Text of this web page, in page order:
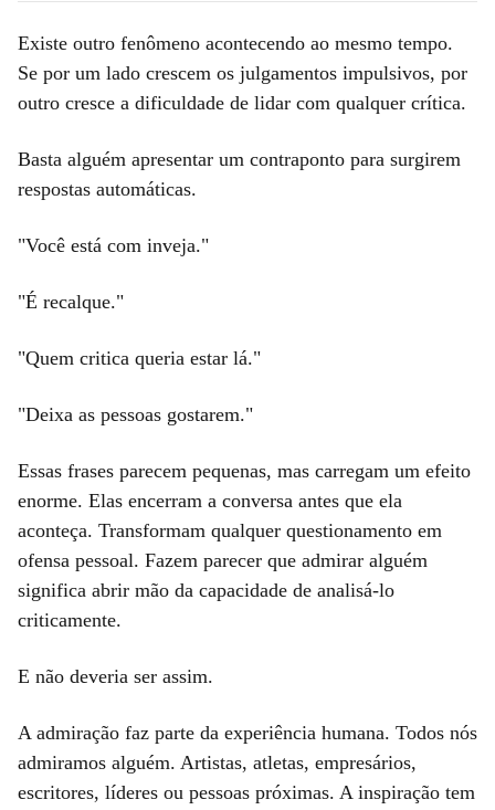
Existe outro fenômeno acontecendo ao mesmo tempo.
Se por um lado crescem os julgamentos impulsivos, por
outro cresce a dificuldade de lidar com qualquer crítica.
Basta alguém apresentar um contraponto para surgirem
respostas automáticas.
"Você está com inveja."
"É recalque."
"Quem critica queria estar lá."
"Deixa as pessoas gostarem."
Essas frases parecem pequenas, mas carregam um efeito
enorme. Elas encerram a conversa antes que ela
aconteça. Transformam qualquer questionamento em
ofensa pessoal. Fazem parecer que admirar alguém
significa abrir mão da capacidade de analisá-lo
criticamente.
E não deveria ser assim.
A admiração faz parte da experiência humana. Todos nós
admiramos alguém. Artistas, atletas, empresários,
escritores, líderes ou pessoas próximas. A inspiração tem